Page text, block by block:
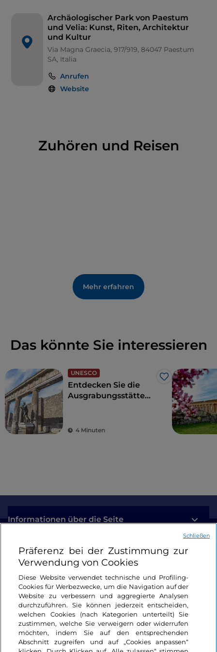
Archäologischer Park von Paestum
und Velia: Kunst, Riten, Architektur
und Kultur
Via Magna Graecia, 917/919, 84047 Paestum
SA, Italia
Anrufen
Website
Zuhören und Reisen
Mehr erfahren
Das könnte Sie interessieren
UNESCO
Like
Entdecken Sie die
Ausgrabungsstätte
Torre Annunziata
4 Minuten
Informationen über die Seite
Nützliche Links
Login
Bleiben wir in Kontakt
Präferenz bei der Zustimmung zur
Verwendung von Cookies
Diese Website verwendet technische und Profiling-
Cookies für Werbezwecke, um die Navigation auf der
Website zu verbessern und aggregierte Analysen
durchzuführen. Sie können jederzeit entscheiden,
welchen Cookies (nach Kategorien unterteilt) Sie
zustimmen, welche Sie verweigern oder widerrufen
möchten, indem Sie auf den entsprechenden
Abschnitt zugreifen und auf „Cookies anpassen“
Schließen